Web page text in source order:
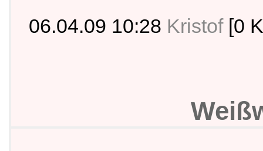
06.04.09 10:28 Kristof [0